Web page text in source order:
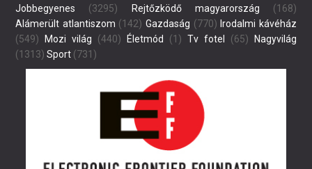
Jobbegyenes (3295) Rejtőzködő magyarország (168)
Alámerült atlantiszom (142) Gazdaság (770) Irodalmi kávéház
(549)
Mozi világ (440) Életmód (1) Tv fotel (65)
Nagyvilág
(1313) Sport (731)